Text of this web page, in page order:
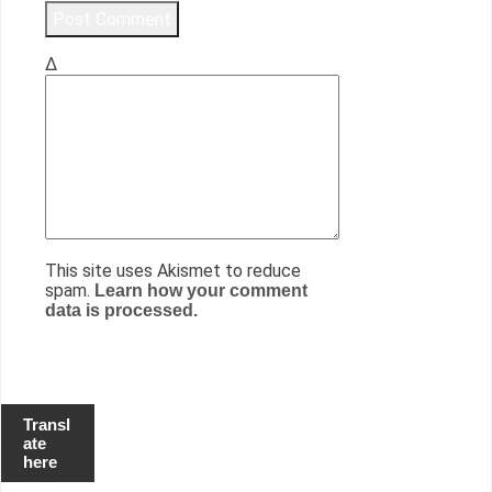
Δ
This site uses Akismet to reduce
spam. Learn how your comment
data is processed.
Transl
ate
here